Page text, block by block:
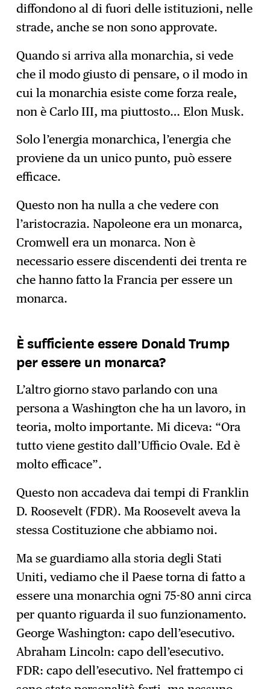
diffondono al di fuori delle istituzioni, nelle
strade, anche se non sono approvate.
Quando si arriva alla monarchia, si vede
che il modo giusto di pensare, o il modo in
cui la monarchia esiste come forza reale,
non è Carlo III, ma piuttosto… Elon Musk.
Solo l’energia monarchica, l’energia che
proviene da un unico punto, può essere
efficace.
Questo non ha nulla a che vedere con
l’aristocrazia. Napoleone era un monarca,
Cromwell era un monarca. Non è
necessario essere discendenti dei trenta re
che hanno fatto la Francia per essere un
monarca.
È sufficiente essere Donald Trump
per essere un monarca?
L’altro giorno stavo parlando con una
persona a Washington che ha un lavoro, in
teoria, molto importante. Mi diceva: “Ora
tutto viene gestito dall’Ufficio Ovale. Ed è
molto efficace”.
Questo non accadeva dai tempi di Franklin
D. Roosevelt (FDR). Ma Roosevelt aveva la
stessa Costituzione che abbiamo noi.
Ma se guardiamo alla storia degli Stati
Uniti, vediamo che il Paese torna di fatto a
essere una monarchia ogni 75-80 anni circa
per quanto riguarda il suo funzionamento.
George Washington: capo dell’esecutivo.
Abraham Lincoln: capo dell’esecutivo.
FDR: capo dell’esecutivo. Nel frattempo ci